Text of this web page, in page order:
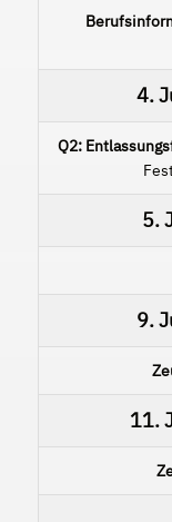
4.
Q2:
5.
9.
11.